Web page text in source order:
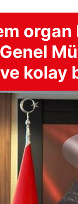
organ
kolay